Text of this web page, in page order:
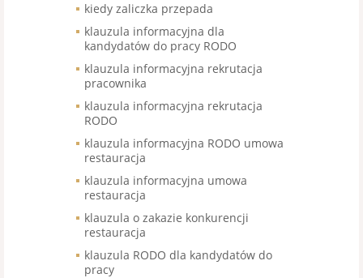
kiedy zaliczka przepada
klauzula informacyjna dla
kandydatów do pracy RODO
klauzula informacyjna rekrutacja
pracownika
klauzula informacyjna rekrutacja
RODO
klauzula informacyjna RODO umowa
restauracja
klauzula informacyjna umowa
restauracja
klauzula o zakazie konkurencji
restauracja
klauzula RODO dla kandydatów do
pracy